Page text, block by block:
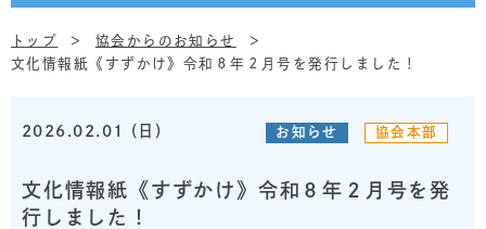
トップ
協会からのお知らせ
文化情報紙《すずかけ》令和８年２月号を発行しました！
2026.02.01 (日) お知らせ 協会本部
文化情報紙《すずかけ》令和８年２月号を発
行しました！